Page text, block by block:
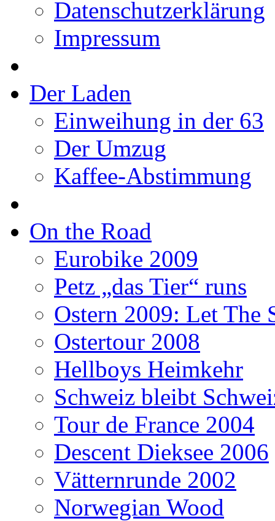
Datenschutzerklärung
Impressum
Der Laden
Einweihung in der 63
Der Umzug
Kaffee-Abstimmung
On the Road
Eurobike 2009
Petz „das Tier“ runs
Ostern 2009: Let The
Ostertour 2008
Hellboys Heimkehr
Schweiz bleibt
Tour de France 2004
Descent Dieksee 2006
Vätternrunde 2002
Norwegian Wood